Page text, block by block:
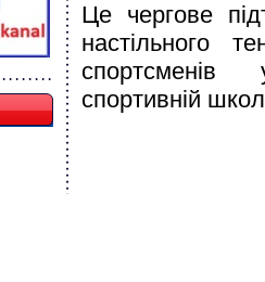
Це чергове
настільного
спортсменів
спортивній